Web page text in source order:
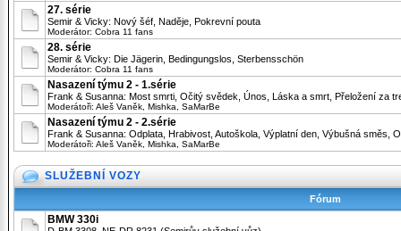
27. série
Semir & Vicky: Nový šéf, Naděje, Pokrevní pouta
Moderátor: Cobra 11 fans
28. série
Semir & Vicky: Die Jägerin, Bedingungslos, Sterbensschön
Moderátor: Cobra 11 fans
Nasazení týmu 2 - 1.série
Frank & Susanna: Most smrti, Očitý svědek, Únos, Láska a smrt, Přeložení za
Moderátoři: Aleš Vaněk Mishka SaMarBe
Nasazení týmu 2 - 2.série
Frank & Susanna: Odplata, Hrabivost, Autoškola, Výplatní den, Výbušná směs,
Moderátoři: Aleš Vaněk Mishka SaMarBe
SLUŽEBNÍ VOZY
Fórum
BMW 330i